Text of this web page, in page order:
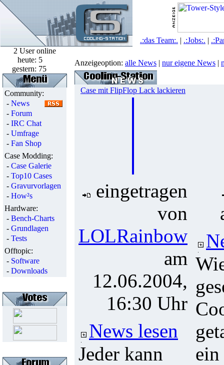
.:das Team:. | .:Jobs:. |
2 User online
heute: 5
gestern: 75
Community:
- News
- Forum
- IRC Chat
- Umfrage
- Fan Shop
Case Modding:
- Case Galerie
- Top10 Cases
- Gravurvorlagen
- How²s
Hardware:
- Bench-Charts
- Grundlagen
- Tests
Offtopic:
- Software
- Downloads
Anzeigeoption: alle News | nur eigene News |
Case mit FlipFlop Lack lackieren
eingetragen
von
LOLRainbow
am
12.06.2004,
16:30 Uhr
News lesen
Jeder kann